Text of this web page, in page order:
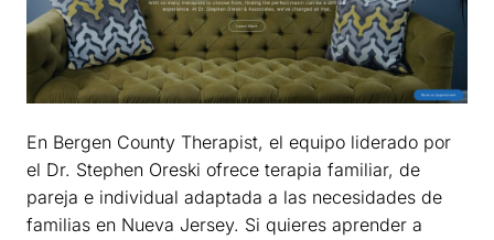
En Bergen County Therapist, el equipo liderado por
el Dr. Stephen Oreski ofrece terapia familiar, de
pareja e individual adaptada a las necesidades de
familias en Nueva Jersey. Si quieres aprender a